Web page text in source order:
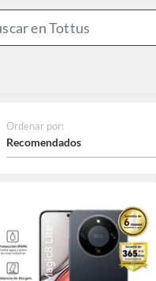
Ordenar por:
Recomendados